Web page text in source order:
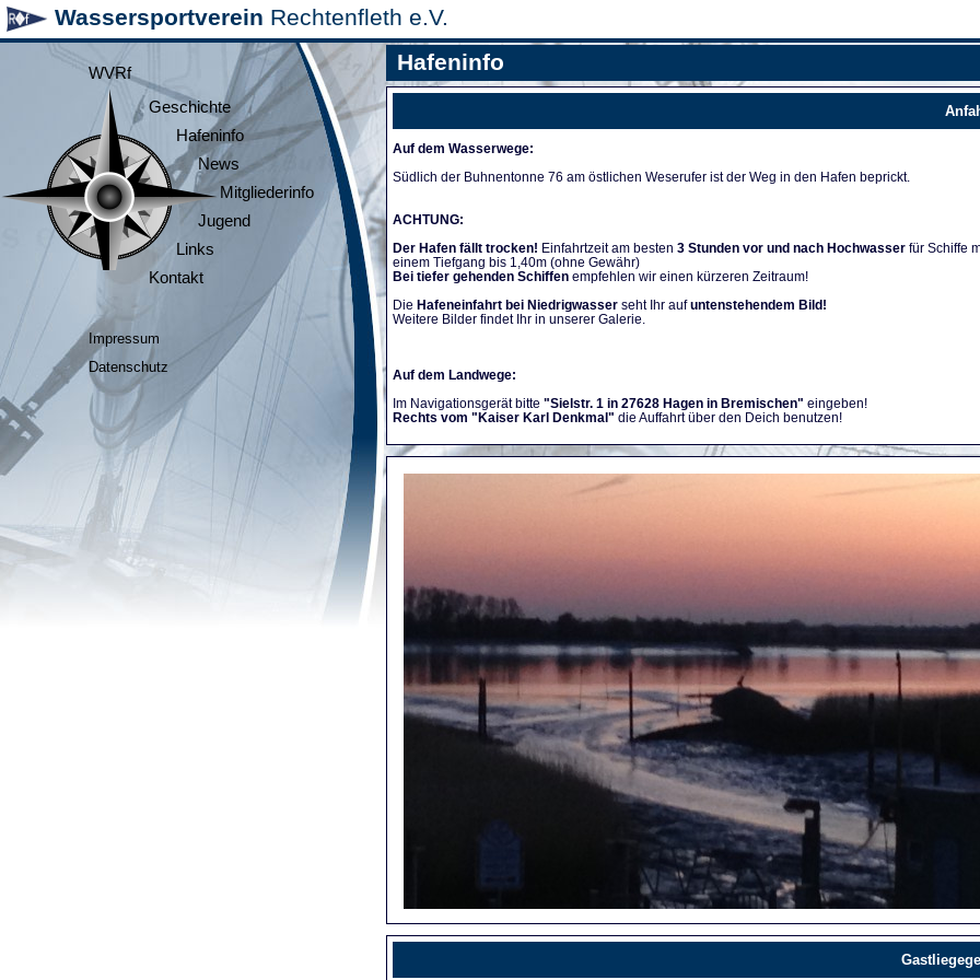
Wassersportverein Rechtenfleth e.V.
WVRf
Geschichte
Hafeninfo
News
Mitgliederinfo
Jugend
Links
Kontakt
Impressum
Datenschutz
Hafeninfo
Auf dem Wasserwege:
Südlich der Buhnentonne 76 am östlichen Weserufer ist der Weg in den Hafen beprickt.
ACHTUNG:
Der Hafen fällt trocken! Einfahrtzeit am besten 3 Stunden vor und nach Hochwasser für Schiffe
einem Tiefgang bis 1,40m (ohne Gewähr)
Bei tiefer gehenden Schiffen empfehlen wir einen kürzeren Zeitraum!
Die Hafeneinfahrt bei Niedrigwasser seht Ihr aufuntenstehendem Bild!
Weitere Bilder findet Ihr in unserer Galerie.
Auf dem Landwege:
Im Navigationsgerät bitte "Sielstr. 1 in 27628 Hagen in Bremischen" eingeben!
Rechts vom "Kaiser Karl Denkmal" die Auffahrt über den Deich benutzen!